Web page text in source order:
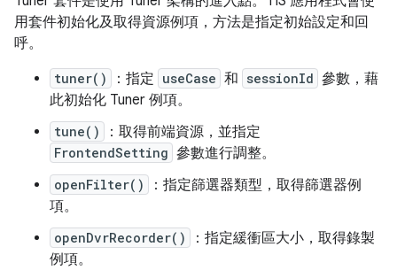
用套件初始化及取得資源例項，方法是指定初始設定和回
呼。
tuner() ：指定 useCase 和 sessionId 參數，藉
此初始化 Tuner 例項。
tune() ：取得前端資源，並指定
FrontendSetting 參數進行調整。
openFilter()
：指定篩選器類型，取得篩選器例
項。
openDvrRecorder()
：指定緩衝區大小，取得錄製
例項。